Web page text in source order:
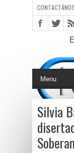
CONTACTÁNOS
Silvia